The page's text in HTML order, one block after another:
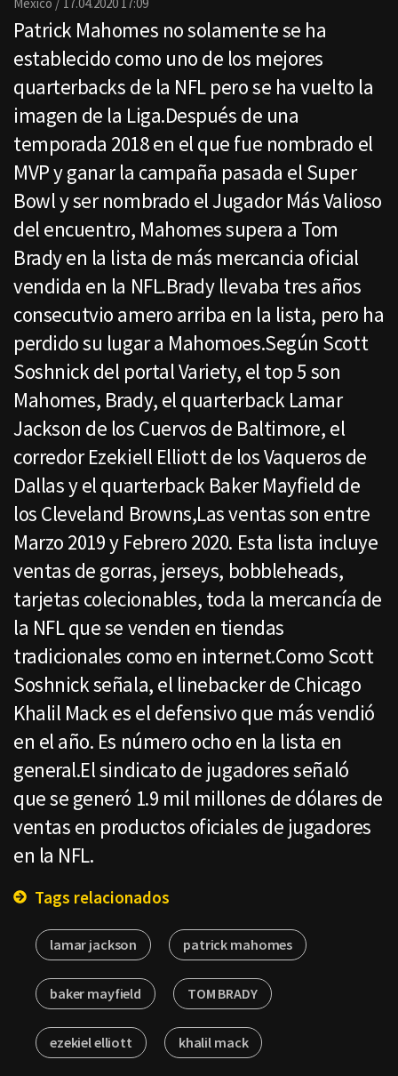
Patrick Mahomes no solamente se ha
establecido como uno de los mejores
quarterbacks de la NFL pero se ha vuelto la
imagen de la Liga.Después de una
temporada 2018 en el que fue nombrado el
MVP y ganar la campaña pasada el Super
Bowl y ser nombrado el Jugador Más Valioso
del encuentro, Mahomes supera a Tom
Brady en la lista de más mercancia oficial
vendida en la NFL.Brady llevaba tres años
consecutvio amero arriba en la lista, pero ha
perdido su lugar a Mahomoes.Según Scott
Soshnick del portal Variety, el top 5 son
Mahomes, Brady, el quarterback Lamar
Jackson de los Cuervos de Baltimore, el
corredor Ezekiell Elliott de los Vaqueros de
Dallas y el quarterback Baker Mayfield de
los Cleveland Browns,Las ventas son entre
Marzo 2019 y Febrero 2020. Esta lista incluye
ventas de gorras, jerseys, bobbleheads,
tarjetas colecionables, toda la mercancía de
la NFL que se venden en tiendas
tradicionales como en internet.Como Scott
Soshnick señala, el linebacker de Chicago
Khalil Mack es el defensivo que más vendió
en el año. Es número ocho en la lista en
general.El sindicato de jugadores señaló
que se generó 1.9 mil millones de dólares de
ventas en productos oficiales de jugadores
en la NFL.
Tags relacionados
lamar jackson patrick mahomes
baker mayfield TOM BRADY
ezekiel elliott khalil mack